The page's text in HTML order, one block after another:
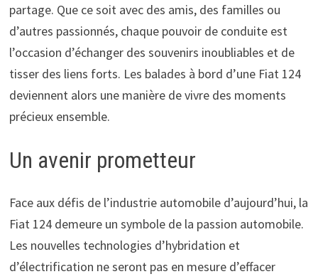
partage. Que ce soit avec des amis, des familles ou
d’autres passionnés, chaque pouvoir de conduite est
l’occasion d’échanger des souvenirs inoubliables et de
tisser des liens forts. Les balades à bord d’une Fiat 124
deviennent alors une manière de vivre des moments
précieux ensemble.
Un avenir prometteur
Face aux défis de l’industrie automobile d’aujourd’hui, la
Fiat 124 demeure un symbole de la passion automobile.
Les nouvelles technologies d’hybridation et
d’électrification ne seront pas en mesure d’effacer